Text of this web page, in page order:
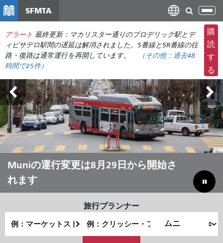
ン
コ
ン
ン
ツ
に
移
動
SFMTA
ナ
ビ
ゲ
ー
シ
ョ
ン
の
切
り
替
え
アラート 最終更新：マカリスター通りのブロデリック駅とデ
ィビサデロ駅間の遅延は解消されました。5番線と5R番線の往
路・復路は通常運行を再開しています。
（その他： 過去48
時間で25件）
購
読
す
る
アウトサイド・ランズ 8月7日～9日
Muniの運行変更は8月29日から開始さ
れます
夏はMuniで移動しよう
予算のギャップを埋めて市を節約する
旅行プランナー
出
発
終
了